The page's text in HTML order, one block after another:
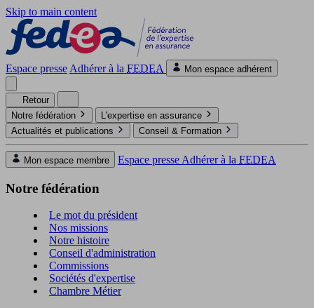
Skip to main content
Espace presse Adhérer à la FEDEA Mon espace adhérent
Retour
Notre fédération
L'expertise en assurance
Actualités et publications
Conseil & Formation
Mon espace membre Espace presse Adhérer à la FEDEA
Notre fédération
Le mot du président
Nos missions
Notre histoire
Conseil d'administration
Commissions
Sociétés d'expertise
Chambre Métier